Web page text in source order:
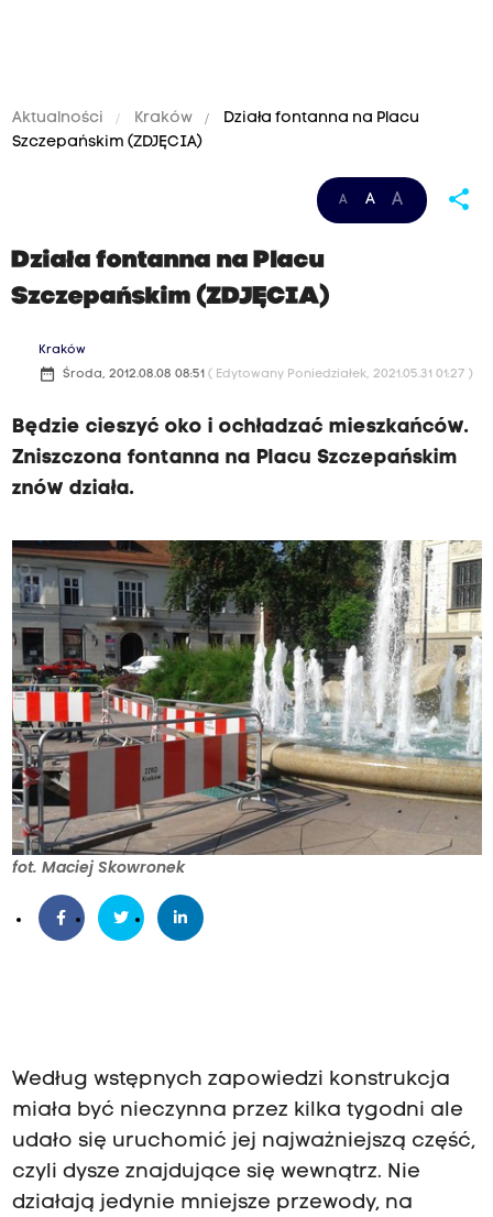
Aktualności Kraków
Działa fontanna na Placu
Szczepańskim (ZDJĘCIA)
A A A share
Działa fontanna na Placu
Szczepańskim (ZDJĘCIA)
Kraków
date_range Środa, 2012.08.08 08:51 ( Edytowany Poniedziałek, 2021.05.31 01:27 )
Będzie cieszyć oko i ochładzać mieszkańców.
Zniszczona fontanna na Placu Szczepańskim
znów działa.
fot. Maciej Skowronek
Według wstępnych zapowiedzi konstrukcja
miała być nieczynna przez kilka tygodni ale
udało się uruchomić jej najważniejszą część,
czyli dysze znajdujące się wewnątrz. Nie
działają jedynie mniejsze przewody, na